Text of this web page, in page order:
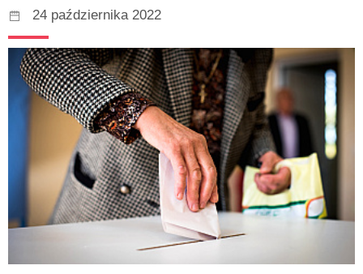
24 października 2022